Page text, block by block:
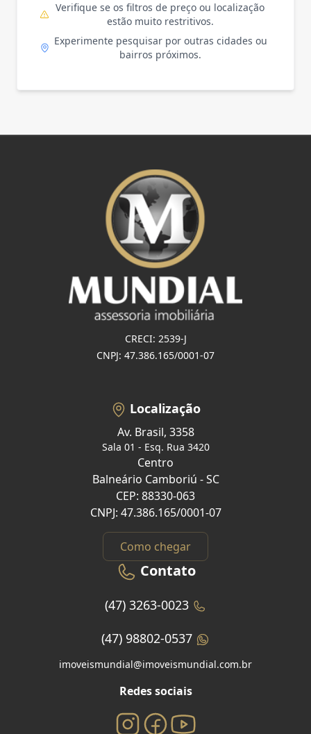
Verifique se os filtros de preço ou localização
estão muito restritivos.
Experimente pesquisar por outras cidades ou
bairros próximos.
CRECI: 2539-J
CNPJ: 47.386.165/0001-07
Localização
Av. Brasil, 3358
Sala 01 - Esq. Rua 3420
Centro
Balneário Camboriú - SC
CEP: 88330-063
CNPJ: 47.386.165/0001-07
Como chegar
Contato
(47) 3263-0023
(47) 98802-0537
imoveismundial@imoveismundial.com.br
Redes sociais